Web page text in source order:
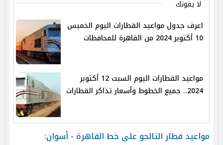
لا يفوتك
اعرف جدول مواعيد القطارات اليوم الخميس
10 أكتوبر 2024 من القاهرة للمحافظات
مواعيد القطارات اليوم السبت 12 أكتوبر
2024.. جميع الخطوط وأسعار تذاكر القطارات
مواعيد قطار التالجو على خط القاهرة - أسوان: